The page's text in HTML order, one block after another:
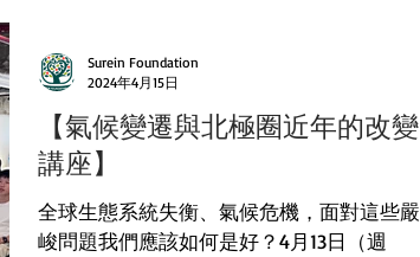
【氣候變遷與北極圈近年的改變
講座】
全球生態系統失衡、氣候危機，面對這些嚴
峻問題我們應該如何是好？4月13日（週
Surein Foundation
2024年4月15日